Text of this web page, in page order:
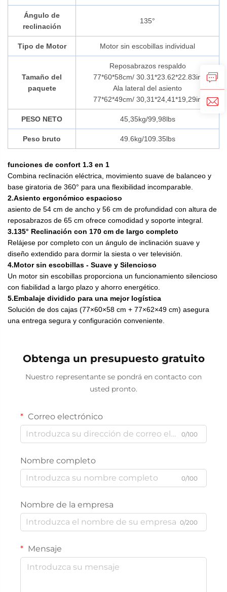
Ángulo de
reclinación
135°
Tipo de Motor Motor sin escobillas individual
Tamaño del
paquete
Reposabrazos respaldo
77*60*58cm/ 30.31*23.62*22.83in
Ala lateral del asiento
77*62*49cm/ 30,31*24,41*19,29in
PESO NETO 45,35kg/99,98lbs
Peso bruto 49.6kg/109.35lbs
funciones de confort 1.3 en 1
Combina reclinación eléctrica, movimiento suave de balanceo y
base giratoria de 360° para una flexibilidad incomparable.
2.Asiento ergonómico espacioso
asiento de 54 cm de ancho y 56 cm de profundidad con altura de
reposabrazos de 65 cm ofrece comodidad y soporte integral.
3.135° Reclinación con 170 cm de largo completo
Relájese por completo con un ángulo de inclinación suave y
diseño extendido para dormir la siesta o ver televisión.
4.Motor sin escobillas - Suave y Silencioso
Un motor sin escobillas proporciona un funcionamiento silencioso
con fiabilidad a largo plazo y ahorro energético.
5.Embalaje dividido para una mejor logística
Solución de dos cajas (77×60×58 cm + 77×62×49 cm) asegura
una entrega segura y configuración conveniente.
Obtenga un presupuesto gratuito
Nuestro representante se pondrá en contacto con
usted pronto.
Correo electrónico
0/100
Nombre completo
0/100
Nombre de la empresa
0/200
Mensaje